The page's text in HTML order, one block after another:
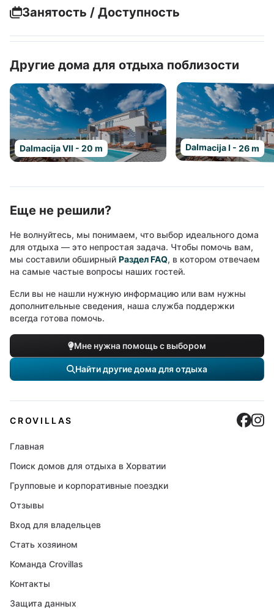
Занятость / Доступность
Другие дома для отдыха поблизости
Dalmacija VII - 20 m Dalmacija I - 26 m
Еще не решили?
Не волнуйтесь, мы понимаем, что выбор идеального дома
для отдыха — это непростая задача. Чтобы помочь вам,
мы составили обширный Раздел FAQ, в котором отвечаем
на самые частые вопросы наших гостей.
Если вы не нашли нужную информацию или вам нужны
дополнительные сведения, наша служба поддержки
всегда готова помочь.
Мне нужна помощь с выбором
Найти другие дома для отдыха
CROVILLAS
Главная
Поиск домов для отдыха в Хорватии
Групповые и корпоративные поездки
Отзывы
Вход для владельцев
Стать хозяином
Команда Crovillas
Контакты
Защита данных